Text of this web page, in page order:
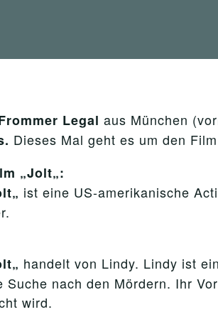
Legal aus München
Dieses Mal geht es um den Film
„Jolt„:
„ ist eine US-amerikanische
„ handelt von Lindy. Lindy ist
Suche nach den Mördern. Ihr
wird.